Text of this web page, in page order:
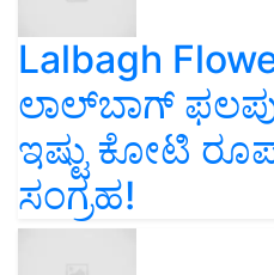
Lalbagh
ಲಾಲ್‌ಬಾಗ್
ಇಷ್ಟು ಕೋಟಿ
ಸಂಗ್ರಹ!